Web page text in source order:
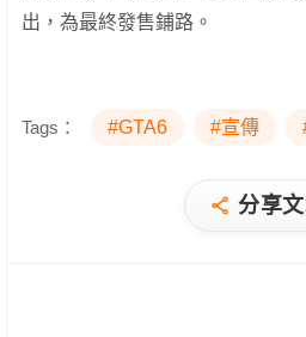
出，為最終發售鋪路。
Tags： #GTA6 #宣傳
分享